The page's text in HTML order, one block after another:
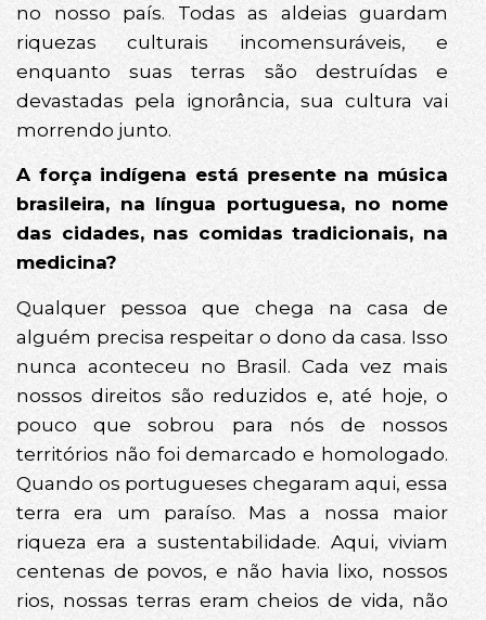
no nosso país. Todas as aldeias guardam
riquezas culturais incomensuráveis, e
enquanto suas terras são destruídas e
devastadas pela ignorância, sua cultura vai
morrendo junto.
A força indígena está presente na música
brasileira, na língua portuguesa, no nome
das cidades, nas comidas tradicionais, na
medicina?
Qualquer pessoa que chega na casa de
alguém precisa respeitar o dono da casa. Isso
nunca aconteceu no Brasil. Cada vez mais
nossos direitos são reduzidos e, até hoje, o
pouco que sobrou para nós de nossos
territórios não foi demarcado e homologado.
Quando os portugueses chegaram aqui, essa
terra era um paraíso. Mas a nossa maior
riqueza era a sustentabilidade. Aqui, viviam
centenas de povos, e não havia lixo, nossos
rios, nossas terras eram cheios de vida, não